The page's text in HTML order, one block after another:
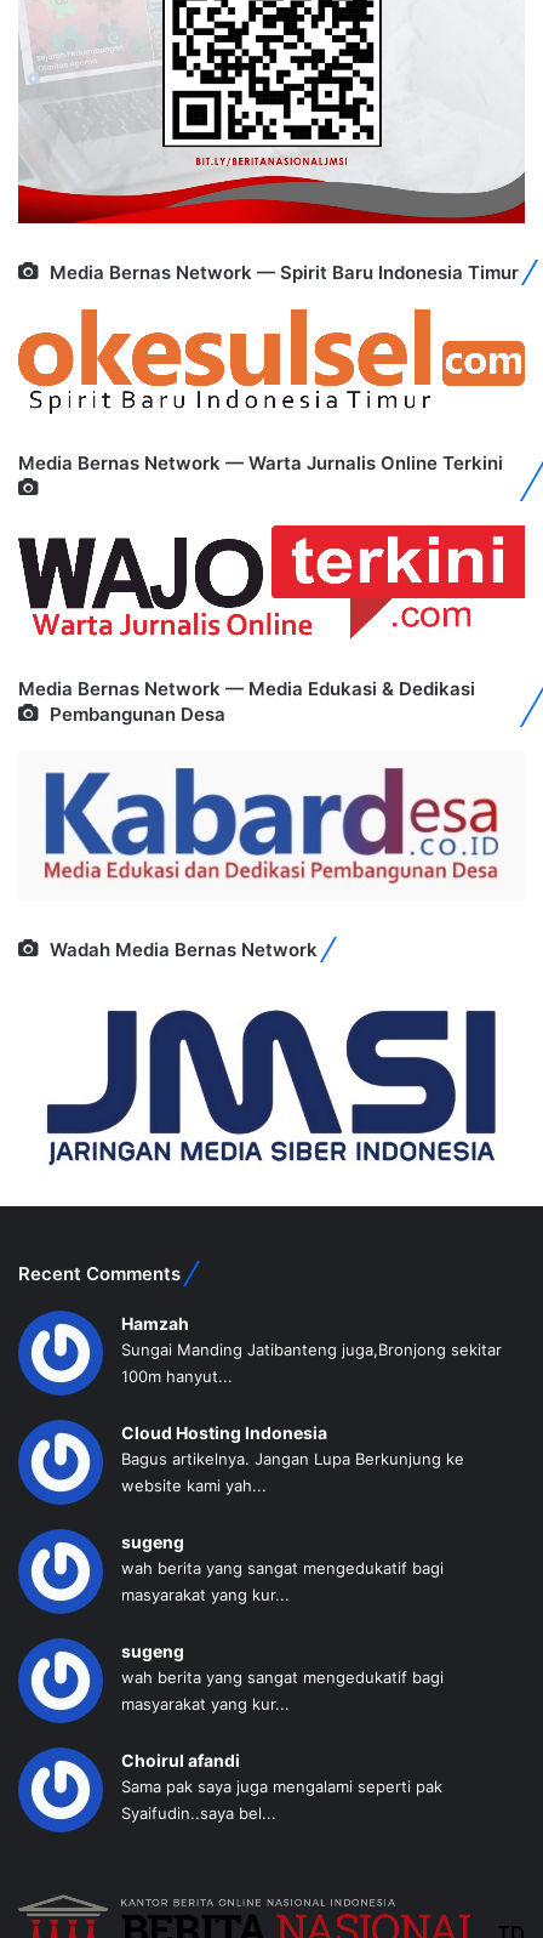
Media Bernas Network — Spirit Baru Indonesia Timur
Media Bernas Network — Warta Jurnalis Online Terkini
Media Bernas Network — Media Edukasi & Dedikasi
Pembangunan Desa
Wadah Media Bernas Network
Recent Comments
Hamzah
Sungai Manding Jatibanteng juga,Bronjong sekitar
100m hanyut...
Cloud Hosting Indonesia
Bagus artikelnya. Jangan Lupa Berkunjung ke
website kami yah...
sugeng
wah berita yang sangat mengedukatif bagi
masyarakat yang kur...
sugeng
wah berita yang sangat mengedukatif bagi
masyarakat yang kur...
Choirul afandi
Sama pak saya juga mengalami seperti pak
Syaifudin..saya bel...